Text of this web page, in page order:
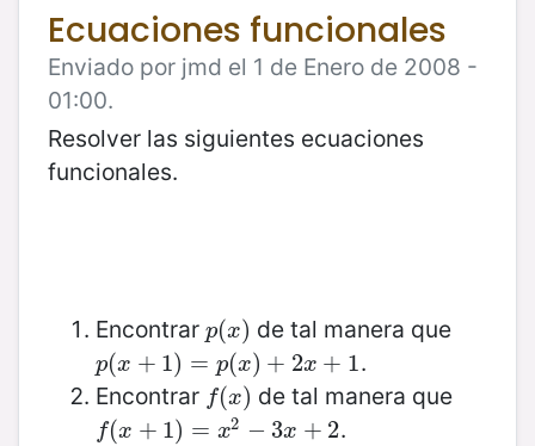
Ecuaciones funcionales
Enviado por jmd el 1 de Enero de 2008 -
01:00.
Resolver las siguientes ecuaciones
funcionales.
Encontrar p(x)
p(x) de tal manera que
p(x + 1) = p(x) + 2x + 1
p(x +1 )= p(x )+2x +1
.
Encontrar f(x)
f(x) de tal manera que
f(x + 1) = x2 − 3x + 2
f(x+ 1) =x 2− 3x +2
.